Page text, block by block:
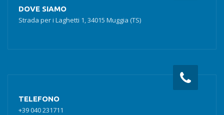
DOVE SIAMO
Strada per i Laghetti 1, 34015 Muggia (TS)
TELEFONO
+39 040 231711